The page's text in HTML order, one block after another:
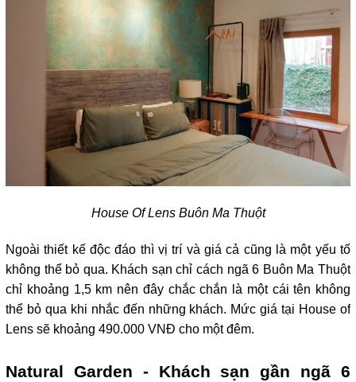
House Of Lens Buôn Ma Thuột
Ngoài thiết kế độc đáo thì vị trí và giá cả cũng là một yếu tố
không thể bỏ qua. Khách sạn chỉ cách ngã 6 Buôn Ma Thuột
chỉ khoảng 1,5 km nên đây chắc chắn là một cái tên không
thể bỏ qua khi nhắc đến những khách. Mức giá tại House of
Lens sẽ khoảng 490.000 VNĐ cho một đêm.
Natural Garden - Khách sạn gần ngã 6